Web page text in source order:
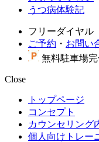
うつ病体験記
フリーダイヤル
ご予約 ・ お問い
無料駐車場
Close
トップページ
コンセプト
カウンセリング
個人向けトレー